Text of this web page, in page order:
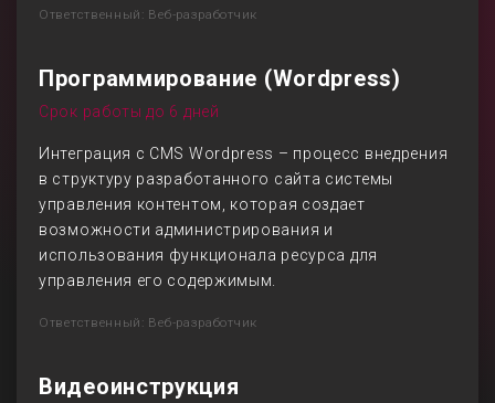
Ответственный: Веб-разработчик
Программирование (Wordpress)
Срок работы до 6 дней
Интеграция с CMS Wordpress – процесс внедрения
в структуру разработанного сайта системы
управления контентом, которая создает
возможности администрирования и
использования функционала ресурса для
управления его содержимым.
Ответственный: Веб-разработчик
Видеоинструкция